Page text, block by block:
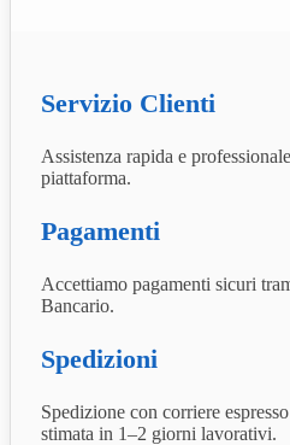
Servizio Clienti
Assistenza rapida e
piattaforma.
Pagamenti
Accettiamo pagamenti sicuri
Bancario.
Spedizioni
Spedizione con corriere
stimata in 1–2 giorni lavorativi.